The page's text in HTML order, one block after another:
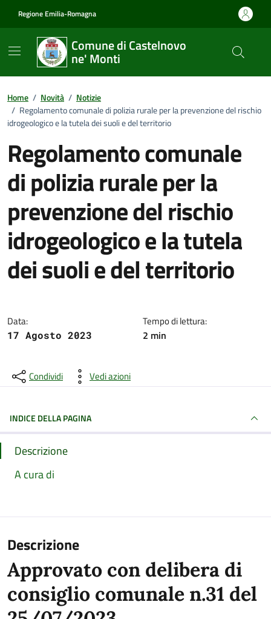
Regione Emilia-Romagna
Comune di Castelnovo
ne' Monti
Home / Novità / Notizie
/ Regolamento comunale di polizia rurale per la prevenzione del rischio
idrogeologico e la tutela dei suoli e del territorio
Regolamento comunale
di polizia rurale per la
prevenzione del rischio
idrogeologico e la tutela
dei suoli e del territorio
Data:
17 Agosto 2023
Tempo di lettura:
2 min
Condividi Vedi azioni
INDICE DELLA PAGINA
Descrizione
A cura di
Descrizione
Approvato con delibera di
consiglio comunale n.31 del